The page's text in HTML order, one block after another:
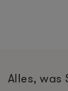
Alles, was